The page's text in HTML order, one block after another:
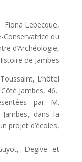
Fiona Lebecque,
Conservatrice du
d’Archéologie,
de Jambes
L’hôtel
Jambes, 46.
par M.
dans la
projet d’écoles,
Degive et